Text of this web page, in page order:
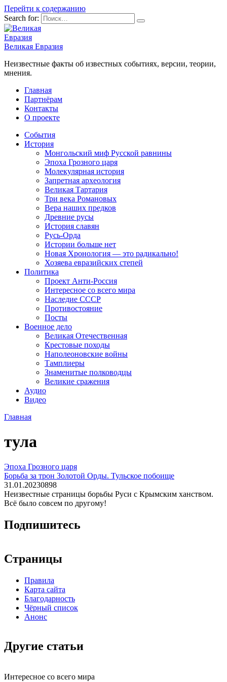
Перейти к содержанию
Search for:
Великая Евразия
Неизвестные факты об известных событиях, версии, теории,
мнения.
Главная
Партнёрам
Контакты
О проекте
События
История
Монгольский миф Русской равнины
Эпоха Грозного царя
Молекулярная история
Запретная археология
Великая Тартария
Три века Романовых
Вера наших предков
Древние русы
История славян
Русь-Орда
Истории больше нет
Новая Хронология — это радикально!
Хозяева евразийских степей
Политика
Проект Анти-Россия
Интересное со всего мира
Наследие СССР
Противостояние
Посты
Военное дело
Великая Отечественная
Крестовые походы
Наполеоновские войны
Тамплиеры
Знаменитые полководцы
Великие сражения
Аудио
Видео
Главная
тула
Эпоха Грозного царя
Борьба за трон Золотой Орды. Тульское побоище
31.01.20230898
Неизвестные страницы борьбы Руси с Крымским ханством.
Всё было совсем по другому!
Подпишитесь
Страницы
Правила
Карта сайта
Благодарность
Чёрный список
Анонс
Другие статьи
Интересное со всего мира